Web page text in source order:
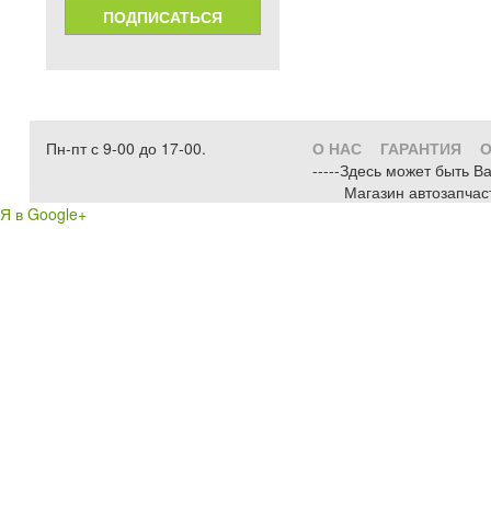
ПОДПИСАТЬСЯ
Пн-пт с 9-00 до 17-00. О НАС ГАРАНТИЯ
-----Здесь может быть
Магазин
Я в Google+